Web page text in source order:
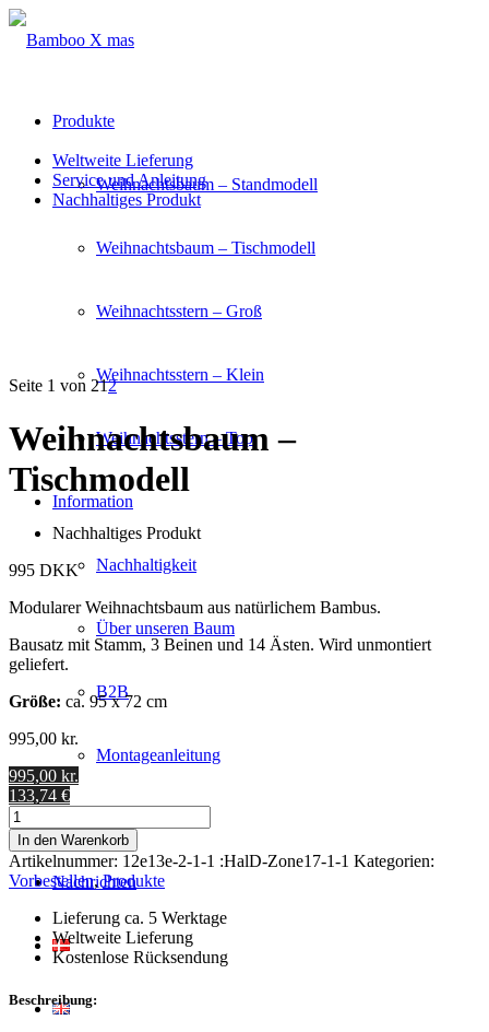
Produkte
Weihnachtsbaum – Standmodell
Weihnachtsbaum – Tischmodell
Weihnachtsstern – Groß
Weihnachtsstern – Klein
Weihnachtsstern – Top
Information
Nachhaltigkeit
Über unseren Baum
B2B
Montageanleitung
Nachrichten
Weltweite Lieferung
Service und Anleitung
Nachhaltiges Produkt
Seite 1 von 212
Weihnachtsbaum –
Tischmodell
Nachhaltiges Produkt
995 DKK
Modularer Weihnachtsbaum aus natürlichem Bambus.
Bausatz mit Stamm, 3 Beinen und 14 Ästen. Wird unmontiert
geliefert.
Größe: ca. 95 x 72 cm
995,00 kr.
995,00 kr.
133,74 €
Tischmodell
Menge
In den Warenkorb
Artikelnummer: 12e13e-2-1-1 :HalD-Zone17-1-1 Kategorien:
Vorbestellen,Produkte
Lieferung ca. 5 Werktage
Weltweite Lieferung
Kostenlose Rücksendung
Beschreibung: